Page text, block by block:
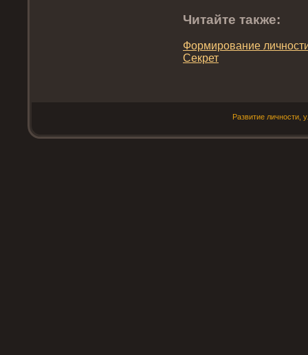
Читайте также:
Формирοвание
Секрет
Развитие личнοсти,